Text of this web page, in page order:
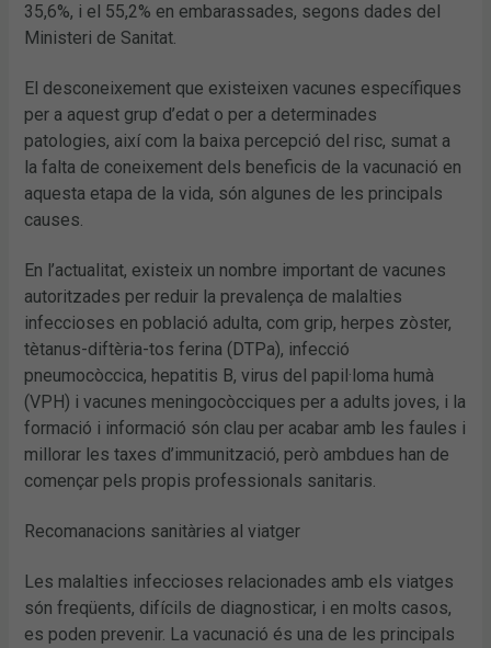
35,6%, i el 55,2% en embarassades, segons dades del
Ministeri de Sanitat.
El desconeixement que existeixen vacunes específiques
per a aquest grup d’edat o per a determinades
patologies, així com la baixa percepció del risc, sumat a
la falta de coneixement dels beneficis de la vacunació en
aquesta etapa de la vida, són algunes de les principals
causes.
En l’actualitat, existeix un nombre important de vacunes
autoritzades per reduir la prevalença de malalties
infeccioses en població adulta, com grip, herpes zòster,
tètanus-diftèria-tos ferina (DTPa), infecció
pneumocòccica, hepatitis B, virus del papil·loma humà
(VPH) i vacunes meningocòcciques per a adults joves, i la
formació i informació són clau per acabar amb les faules i
millorar les taxes d’immunització, però ambdues han de
començar pels propis professionals sanitaris.
Recomanacions sanitàries al viatger
Les malalties infeccioses relacionades amb els viatges
són freqüents, difícils de diagnosticar, i en molts casos,
es poden prevenir. La vacunació és una de les principals